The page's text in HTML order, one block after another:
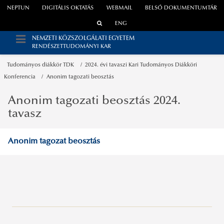
WEBMAIL
NEPTUN DIGITÁLIS OKTATÁS BELSŐ DOKUMENTUMTÁR
ENG
NEMZETI KÖZSZOLGÁLATI EGYETEM
RENDÉSZETTUDOMÁNYI KAR
Tudományos diákkör TDK 2024. évi tavaszi Kari Tudományos Diákköri
Konferencia Anonim tagozati beosztás
Anonim tagozati beosztás 2024.
tavasz
Anonim tagozat beosztás